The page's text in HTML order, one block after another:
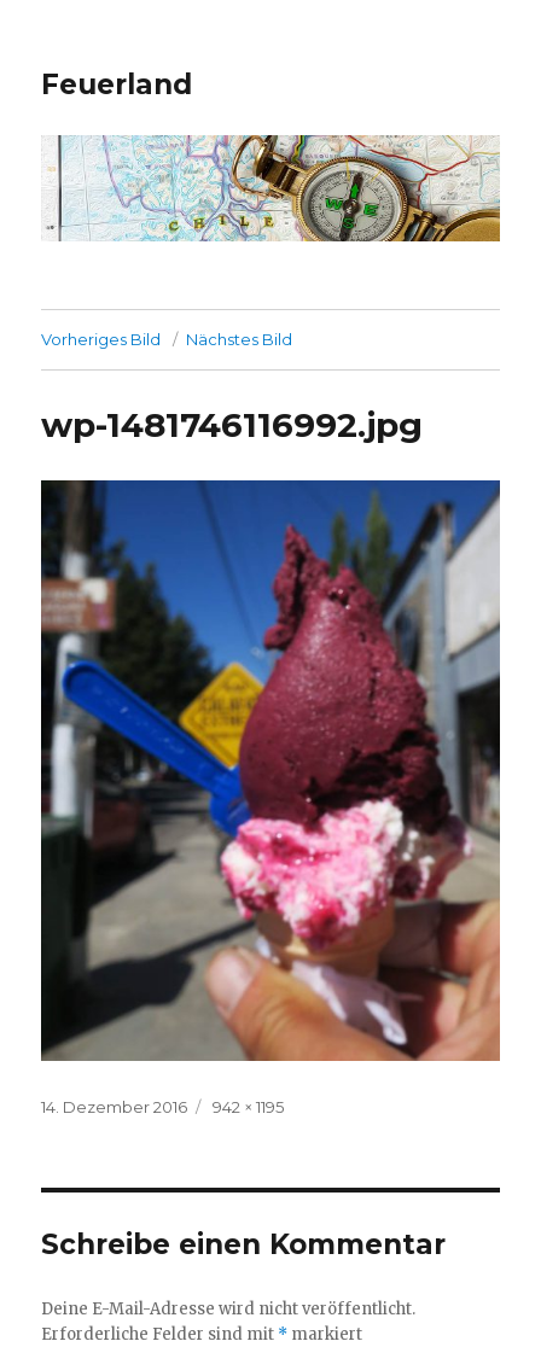
Feuerland
Vorheriges Bild Nächstes Bild
wp-1481746116992.jpg
Veröffentlicht
14. Dezember 2016
Volle
942 × 1195
Schreibe einen Kommentar
Deine E-Mail-Adresse wird nicht veröffentlicht.
Erforderliche Felder sind mit * markiert